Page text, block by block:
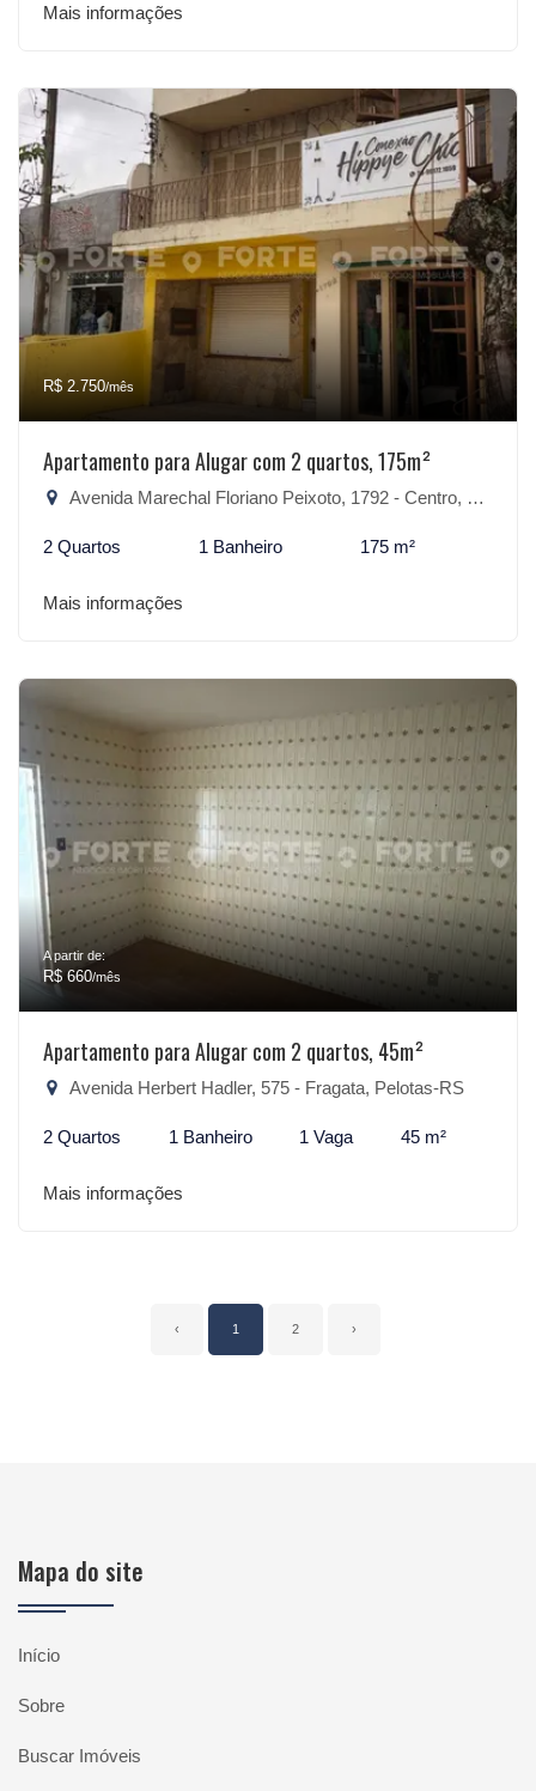
Mais informações
R$ 2.750/mês
Apartamento para Alugar com 2 quartos, 175m²
Avenida Marechal Floriano Peixoto, 1792 - Centro, São Lourenço do Sul-RS
2 Quartos 1 Banheiro 175 m²
Mais informações
A partir de:
R$ 660/mês
Apartamento para Alugar com 2 quartos, 45m²
Avenida Herbert Hadler, 575 - Fragata, Pelotas-RS
2 Quartos 1 Banheiro 1 Vaga 45 m²
Mais informações
‹ 1 2 ›
Mapa do site
Início
Sobre
Buscar Imóveis